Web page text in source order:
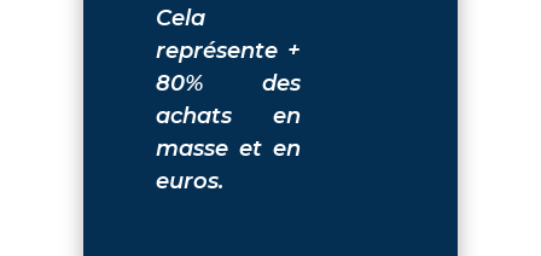
Cela
représente +
80% des
achats en
masse et en
euros.